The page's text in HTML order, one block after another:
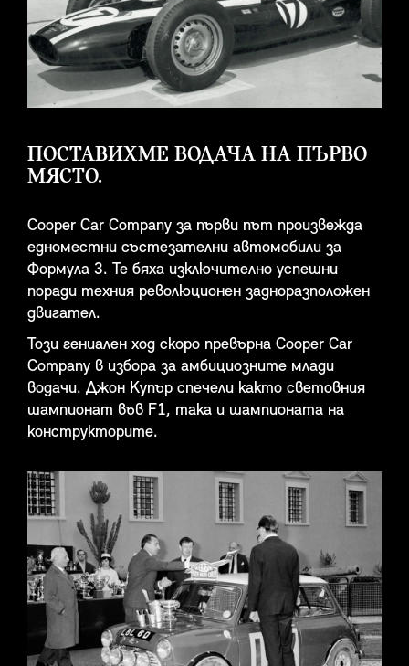
ПОСТАВИХМЕ ВОДАЧА НА ПЪРВО
МЯСТО.
Cooper Car Company за първи път произвежда
едноместни състезателни автомобили за
Формула 3. Те бяха изключително успешни
поради техния революционен задноразположен
двигател.
Този гениален ход скоро превърна Cooper Car
Company в избора за амбициозните млади
водачи. Джон Купър спечели както световния
шампионат във F1, така и шампионата на
конструкторите.